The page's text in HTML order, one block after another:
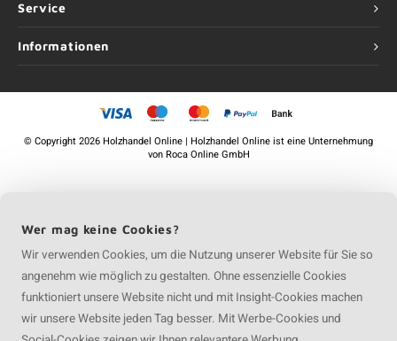
Service
Informationen
©Copyright2026 Holzhandel Online | Holzhandel Online ist eine Unternehmung
vonRoca Online GmbH
Wer mag keine Cookies?
Wir verwenden Cookies, um die Nutzung unserer Website für Sie so
angenehm wie möglich zu gestalten. Ohne essenzielle Cookies
funktioniert unsere Website nicht und mit Insight-Cookies machen
wir unsere Website jeden Tag besser. Mit Werbe-Cookies und